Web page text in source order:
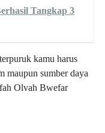
Tangkap 3
kamu harus
maupun sumber daya
Olvah Bwefar